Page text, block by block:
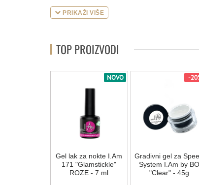
Lampe za nokte
brzo i ravnomerno sušenje svih vrsta gelova,
Posvećeni smo pružanju samo najbolje
PRIKAŽI VIŠE
TOP PROIZVODI
NOVO
Gel lak za nokte I.Am
171 "Glamstickle"
ROZE - 7 ml
-
Gradivni gel za
System I.Am by BO
"Clear" - 45g